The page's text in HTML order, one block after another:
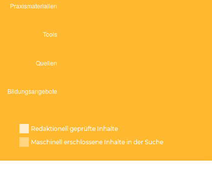
Redaktionell geprüfte Inhalte
Maschinell erschlossene Inhalte in der Suche